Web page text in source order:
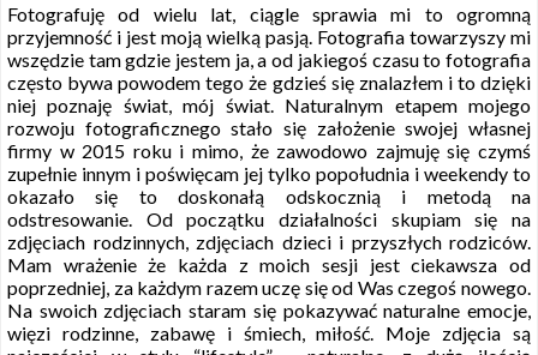
Fotografuję od wielu lat, ciągle sprawia mi to ogromną
przyjemność i jest moją wielką pasją. Fotografia towarzyszy mi
wszędzie tam gdzie jestem ja, a od jakiegoś czasu to fotografia
często bywa powodem tego że gdzieś się znalazłem i to dzięki
niej poznaję świat, mój świat. Naturalnym etapem mojego
rozwoju fotograficznego stało się założenie swojej własnej
firmy w 2015 roku i mimo, że zawodowo zajmuję się czymś
zupełnie innym i poświęcam jej tylko popołudnia i weekendy to
okazało się to doskonałą odskocznią i metodą na
odstresowanie. Od początku działalności skupiam się na
zdjęciach rodzinnych, zdjęciach dzieci i przyszłych rodziców.
Mam wrażenie że każda z moich sesji jest ciekawsza od
poprzedniej, za każdym razem uczę się od Was czegoś nowego.
Na swoich zdjęciach staram się pokazywać naturalne emocje,
więzi rodzinne, zabawę i śmiech, miłość. Moje zdjęcia są